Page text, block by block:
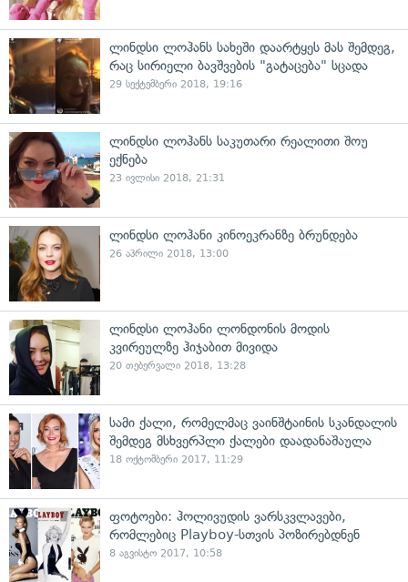
ლინდსი ლოჰანს სახეში დაარტყეს მას შემდეგ,
რაც სირიელი ბავშვების "გატაცება" სცადა
29 სექტემბერი 2018, 19:16
ლინდსი ლოჰანს საკუთარი რეალითი შოუ
ექნება
23 ივლისი 2018, 21:31
ლინდსი ლოჰანი კინოეკრანზე ბრუნდება
26 აპრილი 2018, 13:00
ლინდსი ლოჰანი ლონდონის მოდის
კვირეულზე ჰიჯაბით მივიდა
20 თებერვალი 2018, 13:28
სამი ქალი, რომელმაც ვაინშტაინის სკანდალის
შემდეგ მსხვერპლი ქალები დაადანაშაულა
18 ოქტომბერი 2017, 11:29
ფოტოები: ჰოლივუდის ვარსკვლავები,
რომლებიც Playboy-სთვის პოზირებდნენ
8 აგვისტო 2017, 10:58